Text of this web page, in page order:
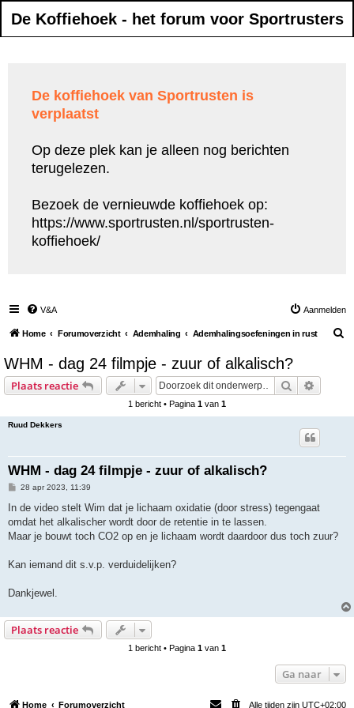
De Koffiehoek - het forum voor Sportrusters
De koffiehoek van Sportrusten is
verplaatst
Op deze plek kan je alleen nog berichten
terugelezen.
Bezoek de vernieuwde koffiehoek op:
https://www.sportrusten.nl/sportrusten-
koffiehoek/
V&A Aanmelden
Home Forumoverzicht Ademhaling Ademhalingsoefeningen in rust
WHM - dag 24 filmpje - zuur of alkalisch?
Plaats reactie Zoek
1 bericht • Pagina 1 van 1
Ruud Dekkers
WHM - dag 24 filmpje - zuur of alkalisch?
B
c
h
28 apr 2023, 11:39
In de video stelt Wim dat je lichaam oxidatie (door stress) tegengaat
omdat het alkalischer wordt door de retentie in te lassen.
Maar je bouwt toch CO2 op en je lichaam wordt daardoor dus toch zuur?
Kan iemand dit s.v.p. verduidelijken?
Dankjewel.
Plaats reactie
1 bericht • Pagina 1 van 1
Ga naar
Home Forumoverzicht Alle tijden zijn UTC+02:00